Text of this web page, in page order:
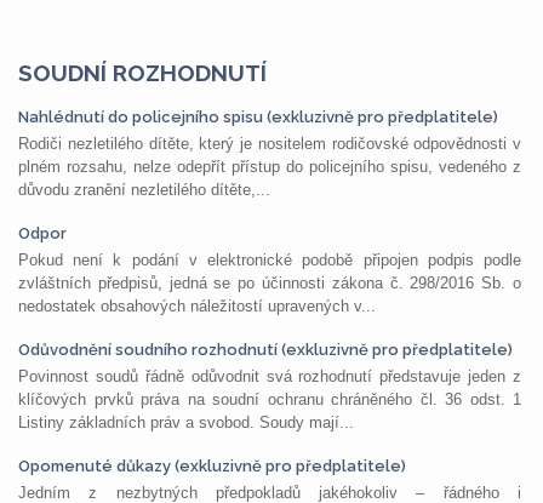
SOUDNÍ ROZHODNUTÍ
Nahlédnutí do policejního spisu (exkluzivně pro předplatitele)
Rodiči nezletilého dítěte, který je nositelem rodičovské odpovědnosti v
plném rozsahu, nelze odepřít přístup do policejního spisu, vedeného z
důvodu zranění nezletilého dítěte,...
Odpor
Pokud není k podání v elektronické podobě připojen podpis podle
zvláštních předpisů, jedná se po účinnosti zákona č. 298/2016 Sb. o
nedostatek obsahových náležitostí upravených v...
Odůvodnění soudního rozhodnutí (exkluzivně pro předplatitele)
Povinnost soudů řádně odůvodnit svá rozhodnutí představuje jeden z
klíčových prvků práva na soudní ochranu chráněného čl. 36 odst. 1
Listiny základních práv a svobod. Soudy mají...
Opomenuté důkazy (exkluzivně pro předplatitele)
Jedním z nezbytných předpokladů jakéhokoliv – řádného i